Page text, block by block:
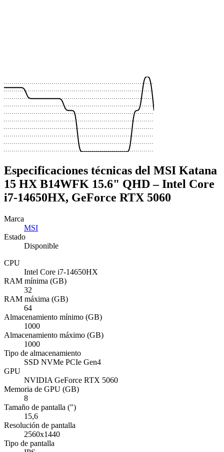
Especificaciones técnicas del MSI Katana
15 HX B14WFK 15.6" QHD – Intel Core
i7-14650HX, GeForce RTX 5060
Marca
MSI
Estado
Disponible
CPU
Intel Core i7-14650HX
RAM mínima (GB)
32
RAM máxima (GB)
64
Almacenamiento mínimo (GB)
1000
Almacenamiento máximo (GB)
1000
Tipo de almacenamiento
SSD NVMe PCIe Gen4
GPU
NVIDIA GeForce RTX 5060
Memoria de GPU (GB)
8
Tamaño de pantalla (")
15,6
Resolución de pantalla
2560x1440
Tipo de pantalla